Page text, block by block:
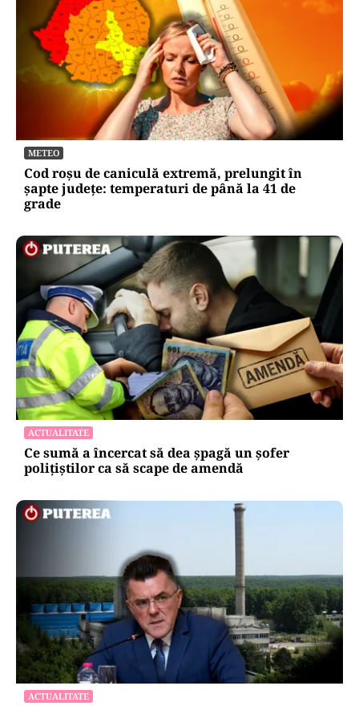
METEO
Cod roșu de caniculă extremă, prelungit în
șapte județe: temperaturi de până la 41 de
grade
ACTUALITATE
Ce sumă a încercat să dea șpagă un șofer
polițiștilor ca să scape de amendă
ACTUALITATE